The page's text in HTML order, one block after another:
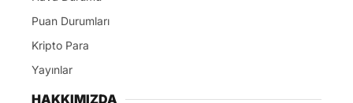
Puan Durumları
Kripto Para
Yayınlar
HAKKIMIZDA